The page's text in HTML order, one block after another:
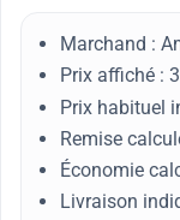
Marchand :
Prix affiché :
Prix habituel
Remise
Économie
Livraison